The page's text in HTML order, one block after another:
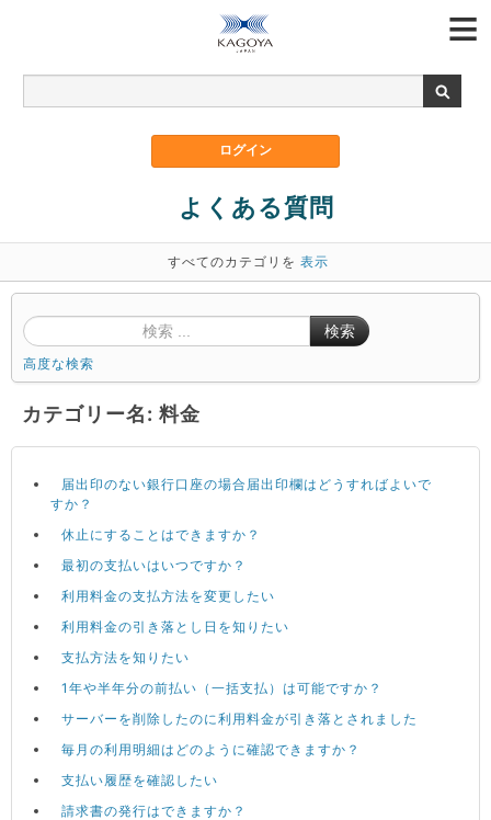
よくある質問
すべてのカテゴリを 表示
検索
高度な検索
カテゴリー名: 料金
届出印のない銀行口座の場合届出印欄はどうすればよいで
すか？
休止にすることはできますか？
最初の支払いはいつですか？
利用料金の支払方法を変更したい
利用料金の引き落とし日を知りたい
支払方法を知りたい
1年や半年分の前払い（一括支払）は可能ですか？
サーバーを削除したのに利用料金が引き落とされました
毎月の利用明細はどのように確認できますか？
支払い履歴を確認したい
請求書の発行はできますか？